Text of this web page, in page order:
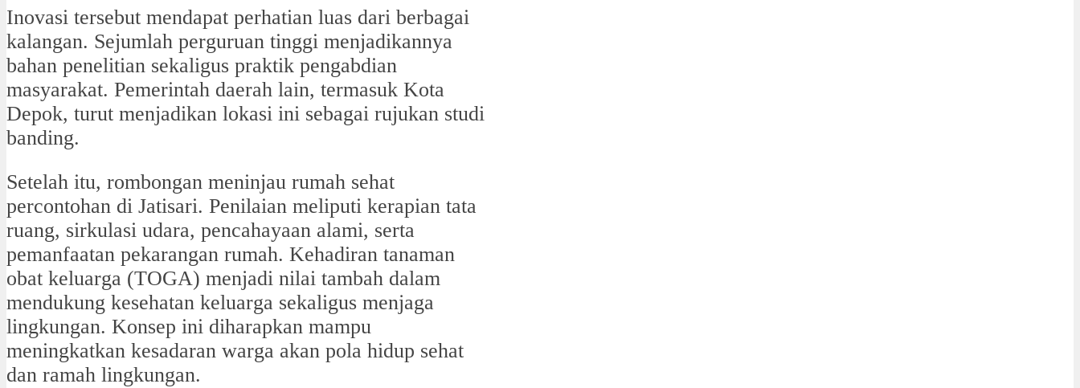
Inovasi tersebut mendapat perhatian luas dari berbagai
kalangan. Sejumlah perguruan tinggi menjadikannya
bahan penelitian sekaligus praktik pengabdian
masyarakat. Pemerintah daerah lain, termasuk Kota
Depok, turut menjadikan lokasi ini sebagai rujukan studi
banding.
Setelah itu, rombongan meninjau rumah sehat
percontohan di Jatisari. Penilaian meliputi kerapian tata
ruang, sirkulasi udara, pencahayaan alami, serta
pemanfaatan pekarangan rumah. Kehadiran tanaman
obat keluarga (TOGA) menjadi nilai tambah dalam
mendukung kesehatan keluarga sekaligus menjaga
lingkungan. Konsep ini diharapkan mampu
meningkatkan kesadaran warga akan pola hidup sehat
dan ramah lingkungan.